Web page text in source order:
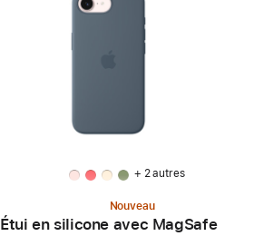
+ 2 autres
Nouveau
Étui en silicone avec MagSafe